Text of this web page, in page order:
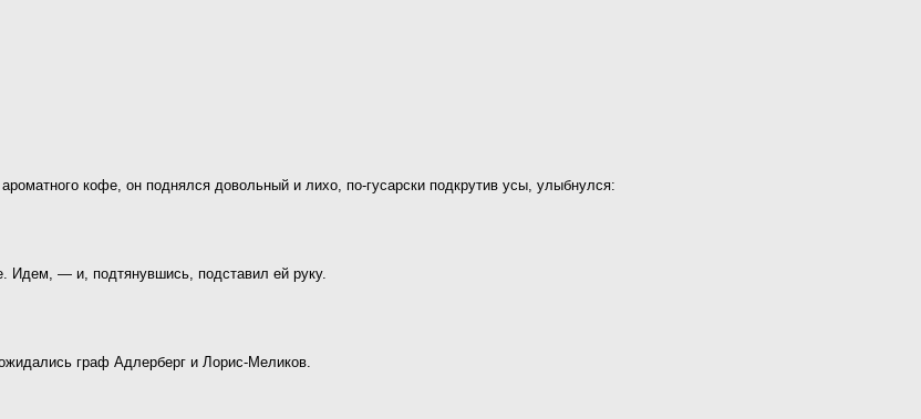
кофе, он поднялся довольный и лихо, по-гусарски подкрутив усы, улыбнулся:
Идем, — и, подтянувшись, подставил ей руку.
граф Адлерберг и Лорис-Меликов.